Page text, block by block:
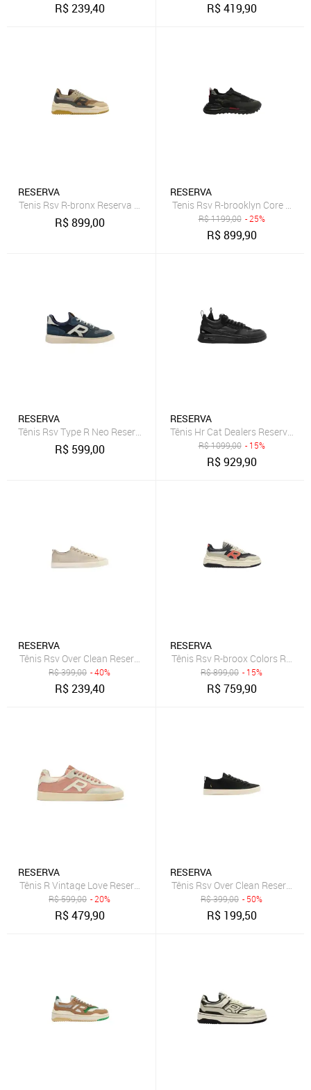
R$239,40 R$419,90
RESERVA
Tenis Rsv R-bronx Reserva Marrom
R$899,00
RESERVA
Tenis Rsv R-brooklyn Core
R$1199,00 - 25%
R$899,90
RESERVA
Tênis Rsv Type R Neo Reserva Go
R$ 599,00
RESERVA
Tênis Hr Cat Dealers Reserva Go
R$1099,00 - 15%
R$929,90
RESERVA
Tênis Rsv Over Clean Reserva Go
R$399,00 - 40%
R$239,40
RESERVA
Tênis Rsv R-broox Colors
R$899,00 - 15%
R$759,90
RESERVA
Tênis R Vintage Love Reserva Go
R$599,00 - 20%
R$479,90
RESERVA
Tênis Rsv Over Clean Reserva Go
R$399,00 - 50%
R$ 199,50